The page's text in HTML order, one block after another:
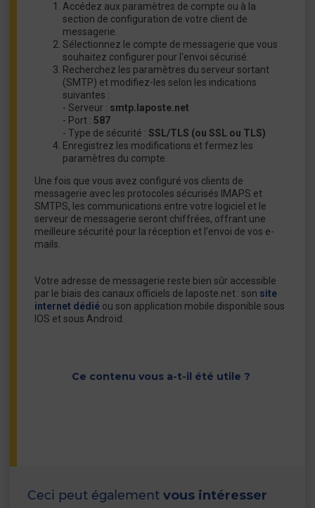
Accédez aux paramètres de compte ou à la
section de configuration de votre client de
messagerie.
Sélectionnez le compte de messagerie que vous
souhaitez configurer pour l'envoi sécurisé.
Recherchez les paramètres du serveur sortant
(SMTP) et modifiez-les selon les indications
suivantes :
- Serveur : smtp.laposte.net
- Port : 587
- Type de sécurité : SSL/TLS (ou SSL ou TLS)
Enregistrez les modifications et fermez les
paramètres du compte.
Une fois que vous avez configuré vos clients de
messagerie avec les protocoles sécurisés IMAPS et
SMTPS, les communications entre votre logiciel et le
serveur de messagerie seront chiffrées, offrant une
meilleure sécurité pour la réception et l'envoi de vos e-
mails.
Votre adresse de messagerie reste bien sûr accessible
par le biais des canaux officiels de laposte.net : son site
internet dédié ou son application mobile disponible sous
IOS et sous Androïd.
Ce contenu vous a-t-il été utile ?
Ceci peut également vous intéresser